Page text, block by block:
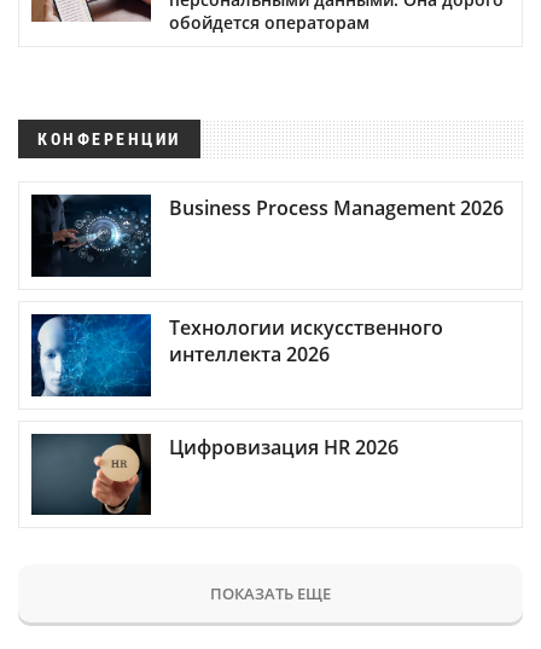
обойдется операторам
КОНФЕРЕНЦИИ
Business Process Management 2026
Технологии искусственного
интеллекта 2026
Цифровизация HR 2026
ПОКАЗАТЬ ЕЩЕ